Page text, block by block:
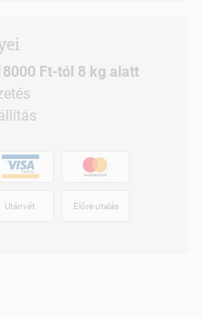
Ft-tól 8 kg alatt
Utánvét Előre utalás